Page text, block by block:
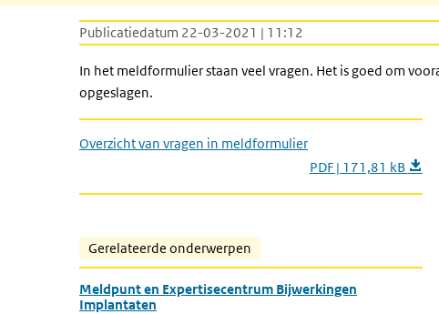
Publicatiedatum 22-03-2021 | 11:12
In het meldformulier staan veel vragen. Het is goed om
opgeslagen.
Overzicht van vragen in meldformulier
PDF | 171,81 kB
Gerelateerde onderwerpen
Meldpunt en Expertisecentrum Bijwerkingen
Implantaten